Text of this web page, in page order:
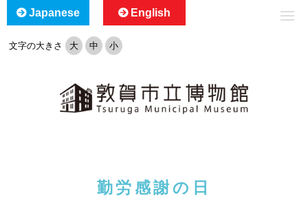
Japanese English
文字の大きさ 大 中 小
勤労感謝の日